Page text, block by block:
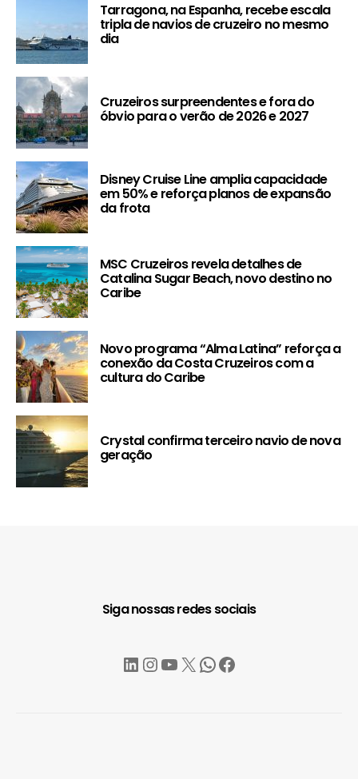
Tarragona, na Espanha, recebe escala
tripla de navios de cruzeiro no mesmo
dia
Cruzeiros surpreendentes e fora do
óbvio para o verão de 2026 e 2027
Disney Cruise Line amplia capacidade
em 50% e reforça planos de expansão
da frota
MSC Cruzeiros revela detalhes de
Catalina Sugar Beach, novo destino no
Caribe
Novo programa “Alma Latina” reforça a
conexão da Costa Cruzeiros com a
cultura do Caribe
Crystal confirma terceiro navio de nova
geração
Siga nossas redes sociais
LinkedIn
Instagram
YouTube
X WhatsApp
Facebook